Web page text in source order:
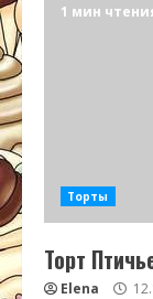
1 мин
Торты
Торт
Elena